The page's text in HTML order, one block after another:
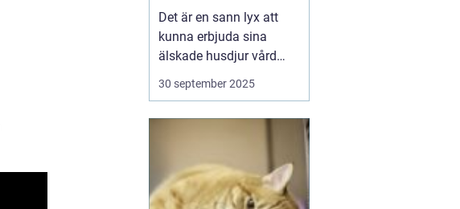
hemmiljö
Det är en sann lyx att
kunna erbjuda sina
älskade husdjur vård
direkt i hemmet. I
storstaden, där tiden
professionell veterinär
en högst v&aum...
30 september 2025